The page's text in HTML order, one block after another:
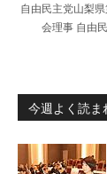
自由民主党山梨
会理事 自由
今週よく読ま